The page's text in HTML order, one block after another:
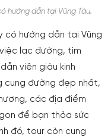
hướng dẫn tại Vũng Tàu.
có hướng dẫn tại Vũng
lạc đường, tìm
viên giàu kinh
cung đường đẹp nhất,
các địa điểm
để bạn thỏa sức
đó, tour còn cung